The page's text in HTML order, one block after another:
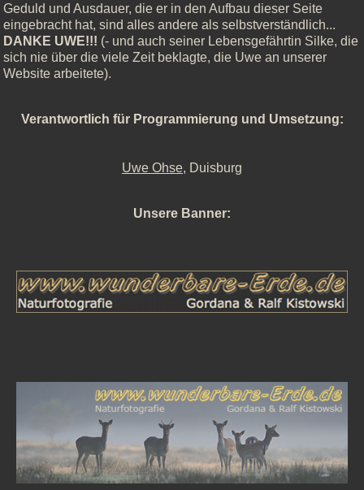
Geduld und Ausdauer, die er in den Aufbau dieser Seite
eingebracht hat, sind alles andere als selbstverständlich...
DANKE UWE!!! (- und auch seiner Lebensgefährtin Silke, die
sich nie über die viele Zeit beklagte, die Uwe an unserer
Website arbeitete).
Verantwortlich für Programmierung und Umsetzung:
Uwe Ohse, Duisburg
Unsere Banner: